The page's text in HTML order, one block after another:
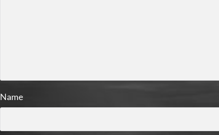
Name